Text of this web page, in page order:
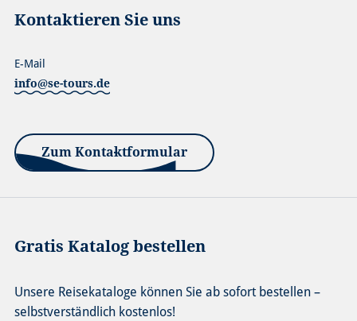
Kontaktieren Sie uns
info@se-tours.de
E-Mail
Zum Kontaktformular
Gratis Katalog bestellen
Unsere Reisekataloge können Sie ab sofort bestellen –
selbstverständlich kostenlos!